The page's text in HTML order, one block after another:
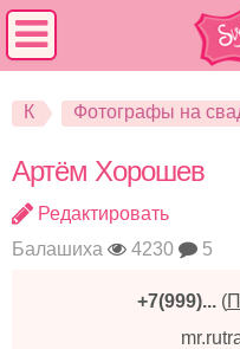
К Фотографы на
Артём Хорошев
Редактировать
Балашиха
4230 5
+7(999)... (